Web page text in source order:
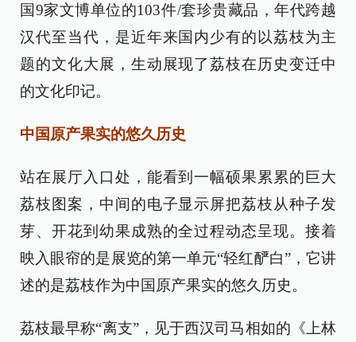
国9家文博单位的103件/套珍贵藏品，年代跨越
汉代至当代，是近年来国内少有的以荔枝为主
题的文化大展，生动展现了荔枝在历史变迁中
的文化印记。
中国原产果实的悠久历史
站在展厅入口处，能看到一幅硕果累累的巨大
荔枝图案，中间的电子显示屏把荔枝从种子发
芽、开花到幼果成熟的全过程动态呈现。接着
映入眼帘的是展览的第一单元“轻红酽白”，它讲
述的是荔枝作为中国原产果实的悠久历史。
荔枝最早称“离支”，见于西汉司马相如的《上林